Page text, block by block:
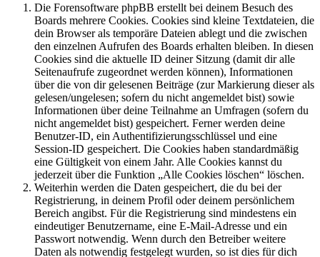
Die Forensoftware phpBB erstellt bei deinem Besuch des
Boards mehrere Cookies. Cookies sind kleine Textdateien, die
dein Browser als temporäre Dateien ablegt und die zwischen
den einzelnen Aufrufen des Boards erhalten bleiben. In diesen
Cookies sind die aktuelle ID deiner Sitzung (damit dir alle
Seitenaufrufe zugeordnet werden können), Informationen
über die von dir gelesenen Beiträge (zur Markierung dieser als
gelesen/ungelesen; sofern du nicht angemeldet bist) sowie
Informationen über deine Teilnahme an Umfragen (sofern du
nicht angemeldet bist) gespeichert. Ferner werden deine
Benutzer-ID, ein Authentifizierungsschlüssel und eine
Session-ID gespeichert. Die Cookies haben standardmäßig
eine Gültigkeit von einem Jahr. Alle Cookies kannst du
jederzeit über die Funktion „Alle Cookies löschen“ löschen.
Weiterhin werden die Daten gespeichert, die du bei der
Registrierung, in deinem Profil oder deinem persönlichem
Bereich angibst. Für die Registrierung sind mindestens ein
eindeutiger Benutzername, eine E-Mail-Adresse und ein
Passwort notwendig. Wenn durch den Betreiber weitere
Daten als notwendig festgelegt wurden, so ist dies für dich